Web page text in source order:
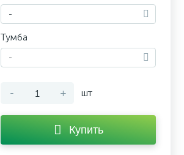
-
Тумба
-
- + шт
Купить